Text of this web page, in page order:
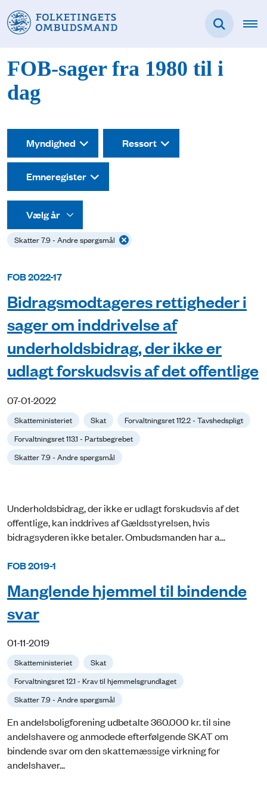
FOB-sager fra 1980 til i
dag
Myndighed Ressort
Emneregister
Skatter 7.9 - Andre spørgsmål
FOB 2022-17
Bidragsmodtageres rettigheder i
sager om inddrivelse af
underholdsbidrag, der ikke er
udlagt forskudsvis af det offentlige
07-01-2022
Skatteministeriet Skat
Forvaltningsret 112.2 - Tavshedspligt
Forvaltningsret 113.1 - Partsbegrebet
Skatter 7.9 - Andre spørgsmål
Underholdsbidrag, der ikke er udlagt forskudsvis af det
offentlige, kan inddrives af Gældsstyrelsen, hvis
bidragsyderen ikke betaler. Ombudsmanden har a...
FOB 2019-1
Manglende hjemmel til bindende
svar
01-11-2019
Skatteministeriet
Skat
Forvaltningsret 12.1 - Krav til hjemmelsgrundlaget
Skatter 7.9 - Andre spørgsmål
En andelsboligforening udbetalte 360.000 kr. til sine
andelshavere og anmodede efterfølgende SKAT om
bindende svar om den skattemæssige virkning for
andelshaver...